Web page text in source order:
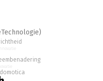
heeft als doel
in verband te brengen met
zoals doelmatigheid en
E-book informatie over de
hun zorgprocessen
innovatie